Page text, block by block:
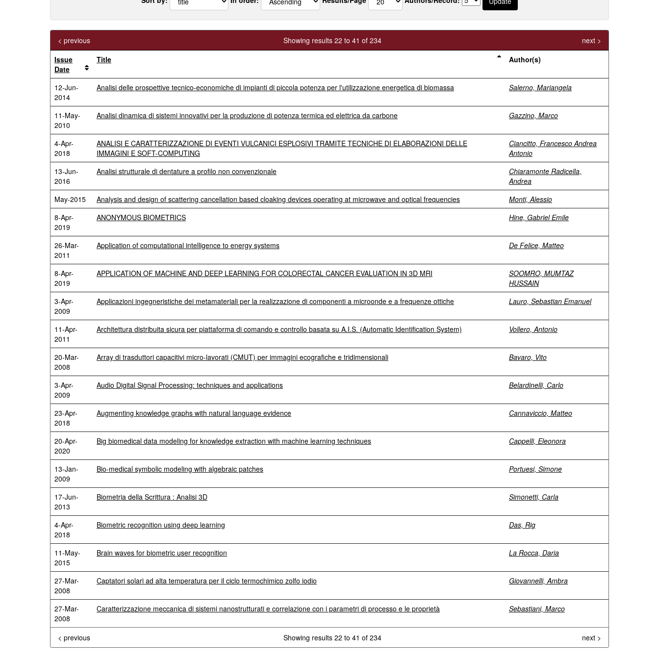
Showing results 22 to 41 of 234
< previous
next >
Issue
Date
Title Author(s)
12-Jun-
2014
Analisi delle prospettive tecnico-economiche di impianti di piccola potenza per l'utilizzazione energetica di biomassa Salerno, Mariangela
11-May-
2010
Analisi dinamica di sistemi innovativi per la produzione di potenza termica ed elettrica da carbone Gazzino, Marco
4-Apr-
2018
ANALISI E CARATTERIZZAZIONE DI EVENTI VULCANICI ESPLOSIVI TRAMITE TECNICHE DI ELABORAZIONI DELLE
IMMAGINI E SOFT-COMPUTING
Ciancitto, Francesco Andrea
Antonio
13-Jun-
2016
Analisi strutturale di dentature a profilo non convenzionale
Chiaramonte Radicella,
Andrea
May-2015
Analysis and design of scattering cancellation based cloaking devices operating at microwave and optical frequencies
Monti, Alessio
8-Apr-
2019
ANONYMOUS BIOMETRICS Hine, Gabriel Emile
26-Mar-
2011
Application of computational intelligence to energy systems De Felice, Matteo
8-Apr-
2019
APPLICATION OF MACHINE AND DEEP LEARNING FOR COLORECTAL CANCER EVALUATION IN 3D MRI
SOOMRO, MUMTAZ
HUSSAIN
3-Apr-
2009
Applicazioni ingegneristiche dei metamateriali per la realizzazione di componenti a microonde e a frequenze ottiche Lauro, Sebastian Emanuel
11-Apr-
2011
Architettura distribuita sicura per piattaforma di comando e controllo basata su A.I.S. (Automatic Identification System) Vollero, Antonio
20-Mar-
2008
Array di trasduttori capacitivi micro-lavorati (CMUT) per immagini ecografiche e tridimensionali Bavaro, Vito
3-Apr-
2009
Audio Digital Signal Processing: techniques and applications Belardinelli, Carlo
23-Apr-
2018
Augmenting knowledge graphs with natural language evidence Cannaviccio, Matteo
20-Apr-
2020
Big biomedical data modeling for knowledge extraction with machine learning techniques Cappelli, Eleonora
13-Jan-
2009
Bio-medical symbolic modeling with algebraic patches Portuesi, Simone
17-Jun-
2013
Biometria della Scrittura : Analisi 3D Simonetti, Carla
4-Apr-
2018
Biometric recognition using deep learning Das, Rig
11-May-
2015
Brain waves for biometric user recognition La Rocca, Daria
27-Mar-
2008
Captatori solari ad alta temperatura per il ciclo termochimico zolfo iodio Giovannelli, Ambra
27-Mar-
2008
Caratterizzazione meccanica di sistemi nanostrutturati e correlazione con i parametri di processo e le proprietà Sebastiani, Marco
Showing results 22 to 41 of 234
< previous next >